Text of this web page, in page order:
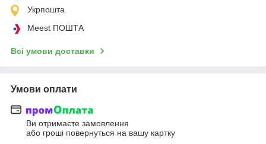
Укрпошта
Meest ПОШТА
Всі умови доставки
Умови оплати
Ви отримаєте замовлення
або гроші повернуться на вашу картку